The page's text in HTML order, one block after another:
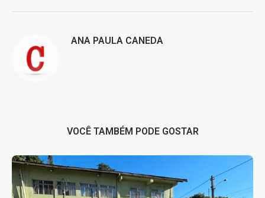
ANA PAULA CANEDA
VOCÊ TAMBÉM PODE GOSTAR